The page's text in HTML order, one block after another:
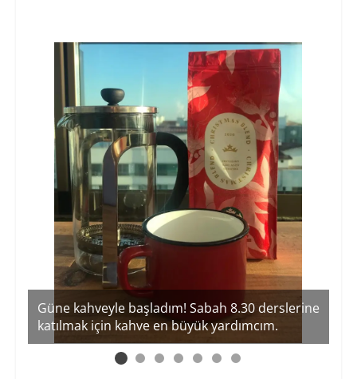
Güne kahveyle başladım! Sabah 8.30 derslerine
katılmak için kahve en büyük yardımcım.